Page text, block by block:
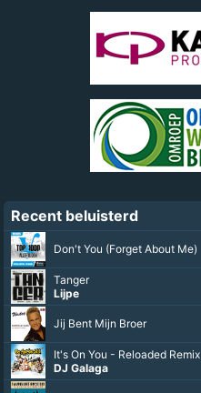
Recent beluisterd
Don't You (Forget About Me)
Tanger
Lijpe
Jij Bent Mijn Broer
It's On You - Reloaded Remix
DJ Galaga